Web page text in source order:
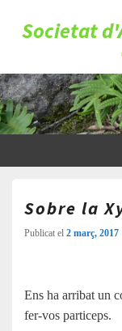
Societat
Sobre la
Publicat el 2 març, 2017
Ens ha arribat un
fer-vos particeps.